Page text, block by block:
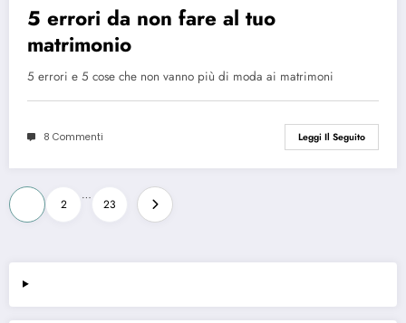
5 errori da non fare al tuo
matrimonio
5 errori e 5 cose che non vanno più di moda ai matrimoni
8 Commenti Leggi Il Seguito
Paginazione
degli
articoli
2
…
23